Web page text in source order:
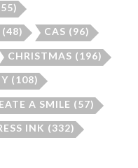
(48) CAS (96)
CHRISTMAS (196)
(108)
A SMILE (57)
INK (332)